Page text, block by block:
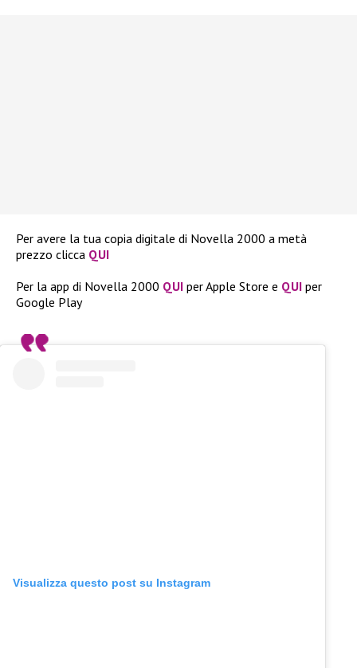
Per avere la tua copia digitale di Novella 2000 a metà
prezzo clicca QUI
Per la app di Novella 2000 QUI per Apple Store e QUI per
Google Play
Visualizza questo post su Instagram